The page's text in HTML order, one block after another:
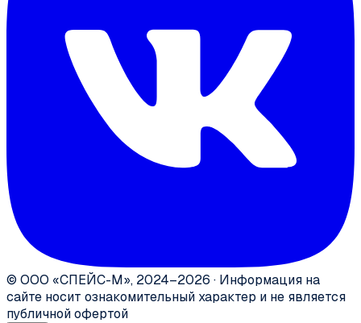
© ООО «СПЕЙС-М», 2024–2026 · Информация на
сайте носит ознакомительный характер и не является
публичной офертой